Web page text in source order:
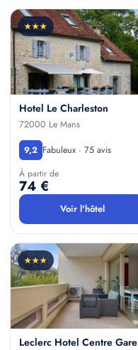
★★★
Hotel Le Charleston
72000 Le Mans
9,2 Fabuleux · 75 avis
À partir de
74 €
Voir l'hôtel
★★★
Leclerc Hotel Centre Gare